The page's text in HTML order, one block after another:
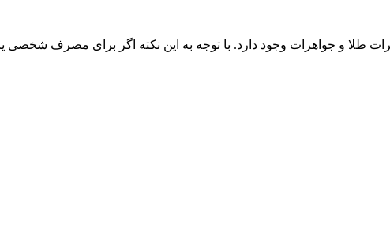
طلا و جواهرات وجود دارد. با توجه به این نکته اگر برای مصرف